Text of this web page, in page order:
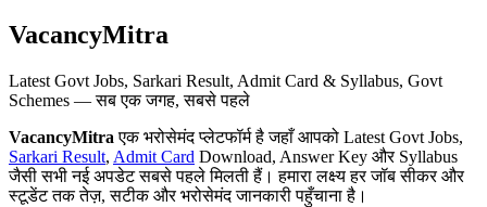
VacancyMitra
Latest Govt Jobs, Sarkari Result, Admit Card & Syllabus, Govt
Schemes — सब एक जगह, सबसे पहले
VacancyMitra एक भरोसेमंद प्लेटफॉर्म है जहाँ आपको Latest Govt Jobs,
Sarkari Result, Admit Card Download, Answer Key और Syllabus
जैसी सभी नई अपडेट सबसे पहले मिलती हैं। हमारा लक्ष्य हर जॉब सीकर और
स्टूडेंट तक तेज़, सटीक और भरोसेमंद जानकारी पहुँचाना है।